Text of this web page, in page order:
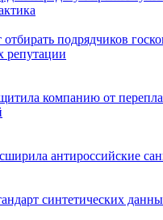
подрядчиков
репутации
компанию от
антироссийские
синтетических